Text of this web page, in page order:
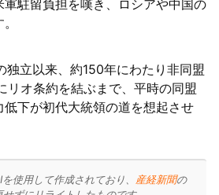
駐留負担を嘆き、ロシアや中国の
独立以来、約150年にわたり非同盟
リオ条約を結ぶまで、平時の同盟
低下が初代大統領の道を想起させ
を使用して作成されており、 産経新聞の